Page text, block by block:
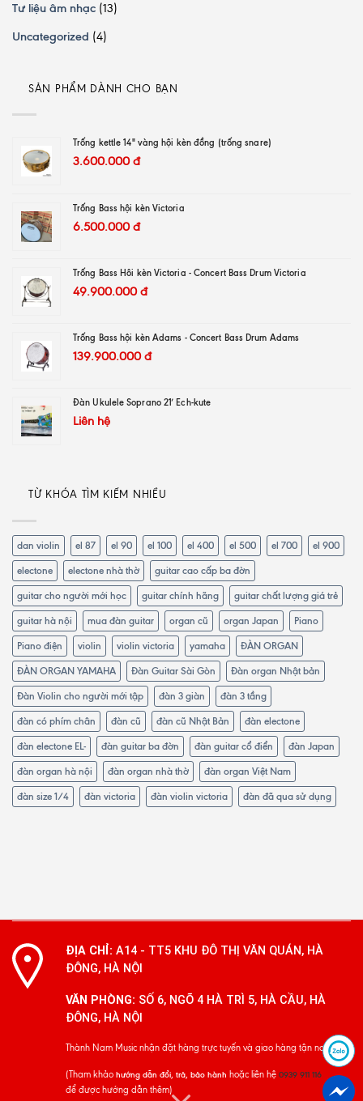
Tư liệu âm nhạc (13)
Uncategorized (4)
SẢN PHẨM DÀNH CHO BẠN
Trống kettle 14" vàng hội kèn đồng (trống snare)
3.600.000đ
Trống Bass hội kèn Victoria
6.500.000đ
Trống Bass Hôi kèn Victoria - Concert Bass Drum Victoria
49.900.000đ
Trống Bass hội kèn Adams - Concert Bass Drum Adams
139.900.000đ
Đàn Ukulele Soprano 21′ Ech-kute
Liên hệ
TỪ KHÓA TÌM KIẾM NHIỀU
dan violin el 87 el 90 el 100 el 400 el 500 el 700 el 900
electone electone nhà thờ guitar cao cấp ba đờn
guitar cho người mới học guitar chính hãng guitar chất lượng giá trẻ
guitar hà nội mua đàn guitar organ cũ organ Japan Piano
Piano điện violin violin victoria yamaha ĐÀN ORGAN
ĐÀN ORGAN YAMAHA Đàn Guitar Sài Gòn Đàn organ Nhật bản
Đàn Violin cho người mới tập đàn 3 giàn đàn 3 tầng
đàn có phím chân đàn cũ đàn cũ Nhật Bản đàn electone
đàn electone EL- đàn guitar ba đờn đàn guitar cổ điển đàn Japan
đàn organ hà nội đàn organ nhà thờ đàn organ Việt Nam
đàn size 1/4 đàn victoria đàn violin victoria đàn đã qua sử dụng
ĐỊA CHỈ: A14 - TT5 KHU ĐÔ THỊ VĂN QUÁN, HÀ
ĐÔNG, HÀ NỘI
VĂN PHÒNG: SỐ 6, NGÕ 4 HÀ TRÌ 5, HÀ CẦU, HÀ
ĐÔNG, HÀ NỘI
Thành Nam Music nhận đặt hàng trực tuyến và giao hàng tận nơi
(Tham khảo hướng dẫn đổi, trả, bảo hành hoặc liên hệ 0939 911 116
để được hướng dẫn thêm)